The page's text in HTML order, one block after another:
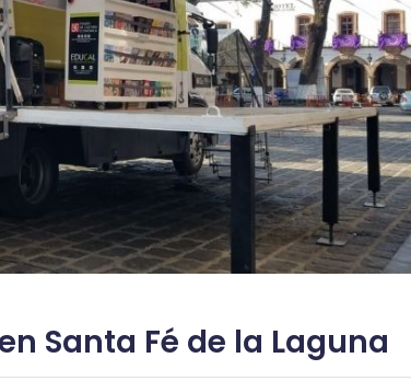
Santa Fé de la Laguna